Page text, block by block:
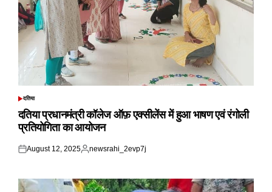
POSTED
दतिया
दतिया प्रधानमंत्री कॉलेज ऑफ़ एक्सीलेंस में हुआ भाषण एवं रंगोली
प्रतियोगिता का आयोजन
Posted
August 12, 2025
Posted
newsrahi_2evp7j